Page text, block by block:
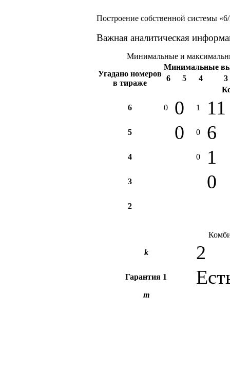
Построение собственной системы
Важная аналитическая
Минимальные и
Угадано номеров
в тираже
Минимальные
6
5 4
3
6 0 0 1 11
5 0 0 6
4 0 1
3 0
2
k
2
Гарантия 1
m